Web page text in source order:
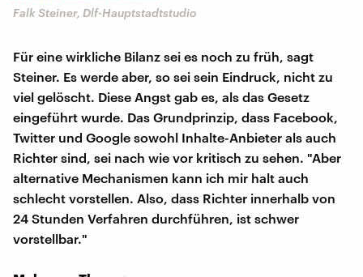
Falk Steiner, Dlf-Hauptstadtstudio
Für eine wirkliche Bilanz sei es noch zu früh, sagt
Steiner. Es werde aber, so sei sein Eindruck, nicht zu
viel gelöscht. Diese Angst gab es, als das Gesetz
eingeführt wurde. Das Grundprinzip, dass Facebook,
Twitter und Google sowohl Inhalte-Anbieter als auch
Richter sind, sei nach wie vor kritisch zu sehen. "Aber
alternative Mechanismen kann ich mir halt auch
schlecht vorstellen. Also, dass Richter innerhalb von
24 Stunden Verfahren durchführen, ist schwer
vorstellbar."